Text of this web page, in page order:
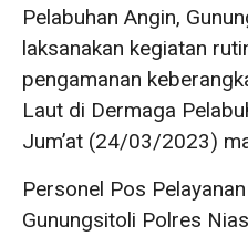
Pelabuhan Angin,
laksanakan kegiatan
pengamanan
Laut di Dermaga
Jum’at (24/03/2023)
Personel Pos
Gunungsitoli Polres